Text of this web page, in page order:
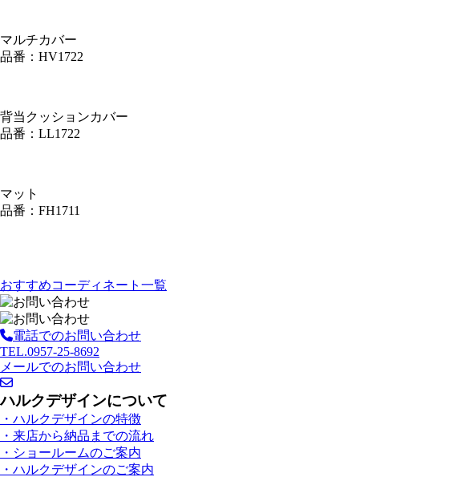
マルチカバー
品番：HV1722
背当クッションカバー
品番：LL1722
マット
品番：FH1711
おすすめコーディネート一覧
電話でのお問い合わせ
TEL.0957-25-8692
メールでのお問い合わせ
ハルクデザインについて
・ハルクデザインの特徴
・来店から納品までの流れ
・ショールームのご案内
・ハルクデザインのご案内